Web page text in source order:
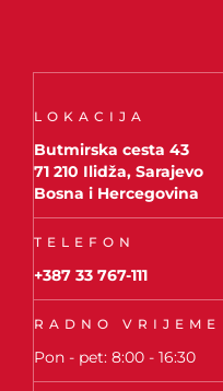
LOKACIJA
Butmirska cesta 43
71 210 Ilidža, Sarajevo
Bosna i Hercegovina
TELEFON
+387 33 767-111
RADNO VRIJEME
Pon - pet: 8:00 - 16:30